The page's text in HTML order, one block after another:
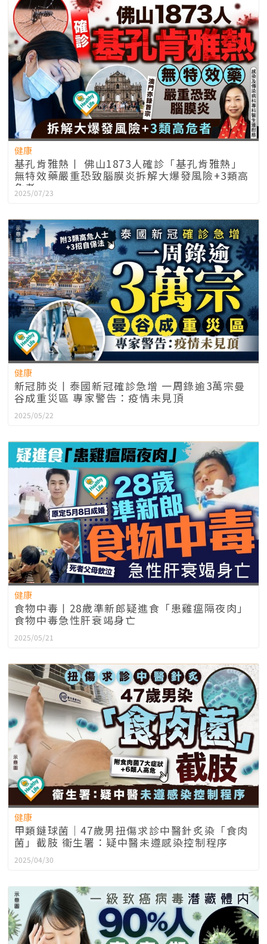
健康
基孔肯雅熱丨 佛山1873人確診「基孔肯雅熱」
無特效藥嚴重恐致腦膜炎拆解大爆發風險+3類高
危者
2025/07/23
健康
新冠肺炎丨泰國新冠確診急增 一周錄逾3萬宗曼
谷成重災區 專家警告：疫情未見頂
2025/05/22
健康
食物中毒丨28歲準新郎疑進食「患雞瘟隔夜肉」
食物中毒急性肝衰竭身亡
2025/05/21
健康
甲類鏈球菌｜47歲男扭傷求診中醫針炙染「食肉
菌」截肢 衞生署：疑中醫未遵感染控制程序
2025/04/30